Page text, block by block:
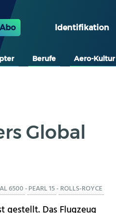
Abo Identifikation
Berufe Aero-Kultur
Global
6500-PEARL 15- ROLLS-ROYCE